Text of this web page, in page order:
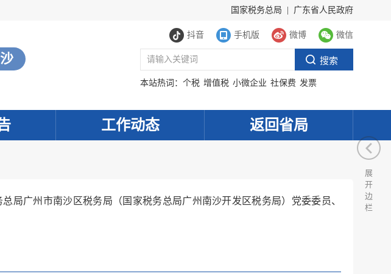
国家税务总局 广东省人民政府
抖音 手机版 微博 微信
本站热词： 个税 增值税 小微企业 社保费 发票
工作动态 返回省局
局广州市南沙区税务局（国家税务总局广州南沙开发区税务局）党委委员、
展
开
边
栏